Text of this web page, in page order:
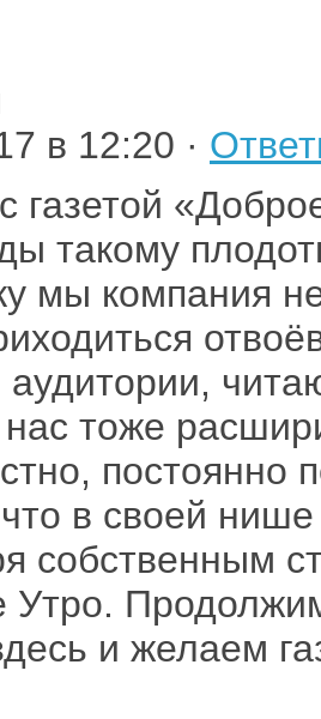
в 12:20 ·
газетой
такому
мы компания
нас тоже
постоянно
в своей
собственным
Утро.
и желаем